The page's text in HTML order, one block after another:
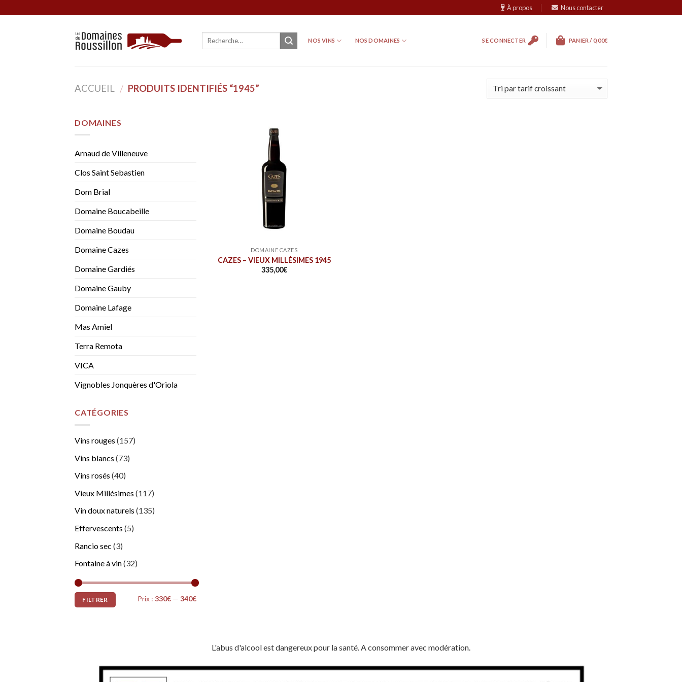
to
À propos Nous contacter
NOS VINS NOS DOMAINES SE CONNECTER PANIER /0,00€
ACCUEIL / PRODUITS IDENTIFIÉS “1945”
DOMAINES
Arnaud de Villeneuve
Clos Saint Sebastien
Dom Brial
Domaine Boucabeille
Domaine Boudau
Domaine Cazes
Domaine Gardiés
Domaine Gauby
Domaine Lafage
Mas Amiel
Terra Remota
VICA
Vignobles Jonquères d'Oriola
CATÉGORIES
Vins rouges (157)
Vins blancs (73)
Vins rosés (40)
Vieux Millésimes (117)
Vin doux naturels (135)
Effervescents (5)
Rancio sec (3)
Fontaine à vin(32)
Prix
min
Prix
maxFILTRER Prix : 330€ — 340€
DOMAINE CAZES
CAZES – VIEUX MILLÉSIMES 1945
335,00€
L'abus d'alcool est dangereux pour la santé. A consommer avec modération.